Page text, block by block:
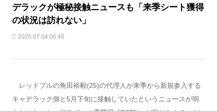
デラックが極秘接触ニュースも「来季シート獲得
の状況は訪れない」
2025.07.04 06:46
レッドブルの角田裕毅(25)の代理人が来季から新規参入する
キャデラック側と5月下旬に接触していたというニュースが明